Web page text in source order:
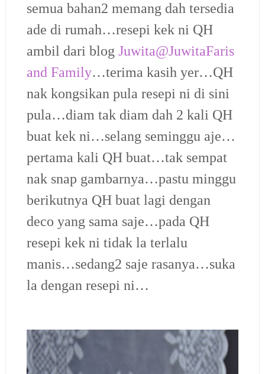
semua bahan2 memang dah tersedia
ade di rumah…resepi kek ni QH
ambil dari blog Juwita@JuwitaFaris
and Family…terima kasih yer…QH
nak kongsikan pula resepi ni di sini
pula…diam tak diam dah 2 kali QH
buat kek ni…selang seminggu aje…
pertama kali QH buat…tak sempat
nak snap gambarnya…pastu minggu
berikutnya QH buat lagi dengan
deco yang sama saje…pada QH
resepi kek ni tidak la terlalu
manis…sedang2 saje rasanya…suka
la dengan resepi ni…